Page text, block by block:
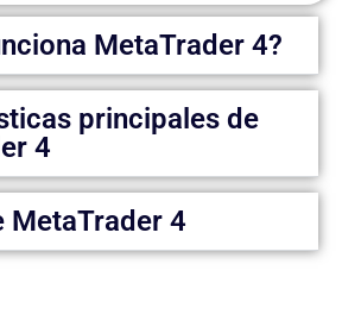
MetaTrader 4?
principales de
4
MetaTrader 4